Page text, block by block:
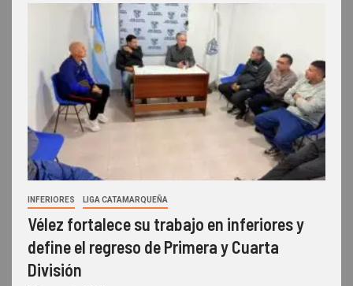
INFERIORES LIGA CATAMARQUEÑA
Vélez fortalece su trabajo en inferiores y
define el regreso de Primera y Cuarta
División